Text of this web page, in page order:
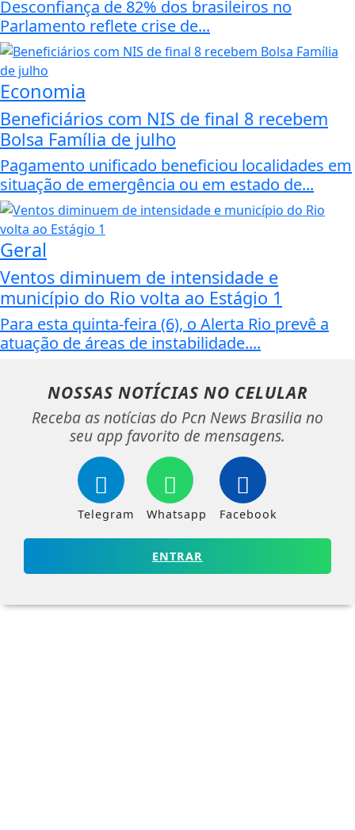
Desconfiança de 82% dos brasileiros no
Parlamento reflete crise de...
Economia
Beneficiários com NIS de final 8 recebem
Bolsa Família de julho
Pagamento unificado beneficiou localidades em
situação de emergência ou em estado de...
Geral
Ventos diminuem de intensidade e
município do Rio volta ao Estágio 1
Para esta quinta-feira (6), o Alerta Rio prevê a
atuação de áreas de instabilidade....
NOSSAS NOTÍCIAS NO CELULAR
Receba as notícias do Pcn News Brasilia no
seu app favorito de mensagens.
Telegram Whatsapp Facebook
ENTRAR